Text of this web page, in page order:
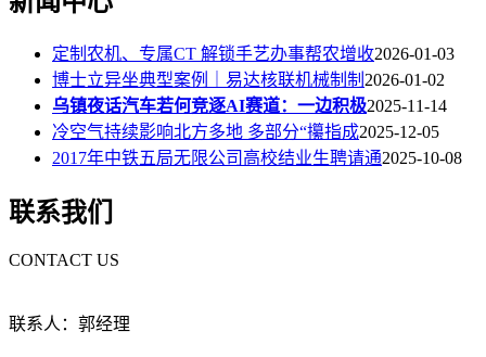
定制农机、专属CT 解锁手艺办事帮农增收2026-01-03
博士立异坐典型案例｜易达核联机械制制 2026-01-02
乌镇夜话汽车若何竞逐AI赛道：一边积极2025-11-14
冷空气持续影响北方多地 多部分“攥指成2025-12-05
2017年中铁五局无限公司高校结业生聘请通2025-10-08
联系我们
CONTACT US
联系人：郭经理